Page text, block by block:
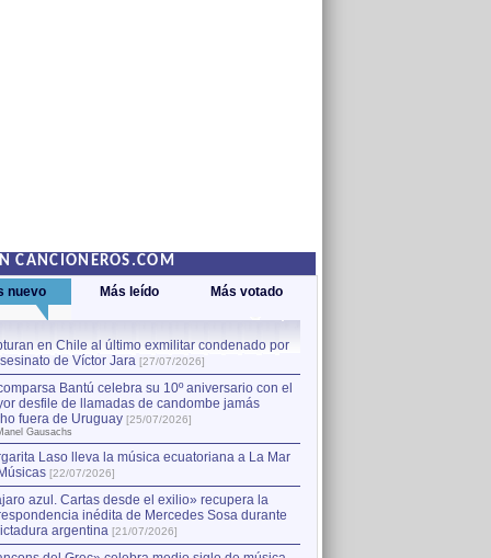
CANCIONEROS.COM
nuevo Más leído Más votado
en Chile al último exmilitar condenado por
de Víctor Jara [27/07/2026]
Bantú celebra su 10º aniversario con el
desfile de llamadas de candombe jamás
fuera de Uruguay [25/07/2026]
Gausachs
Laso lleva la música ecuatoriana a La Mar
[22/07/2026]
azul. Cartas desde el exilio» recupera la
inédita de Mercedes Sosa durante
argentina [21/07/2026]